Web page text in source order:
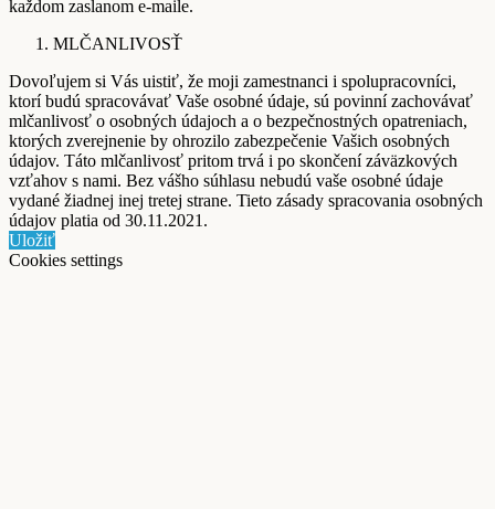
každom zaslanom e-maile.
MLČANLIVOSŤ
Dovoľujem si Vás uistiť, že moji zamestnanci i spolupracovníci,
ktorí budú spracovávať Vaše osobné údaje, sú povinní zachovávať
mlčanlivosť o osobných údajoch a o bezpečnostných opatreniach,
ktorých zverejnenie by ohrozilo zabezpečenie Vašich osobných
údajov. Táto mlčanlivosť pritom trvá i po skončení záväzkových
vzťahov s nami. Bez vášho súhlasu nebudú vaše osobné údaje
vydané žiadnej inej tretej strane. Tieto zásady spracovania osobných
údajov platia od 30.11.2021.
Uložiť
Cookies settings